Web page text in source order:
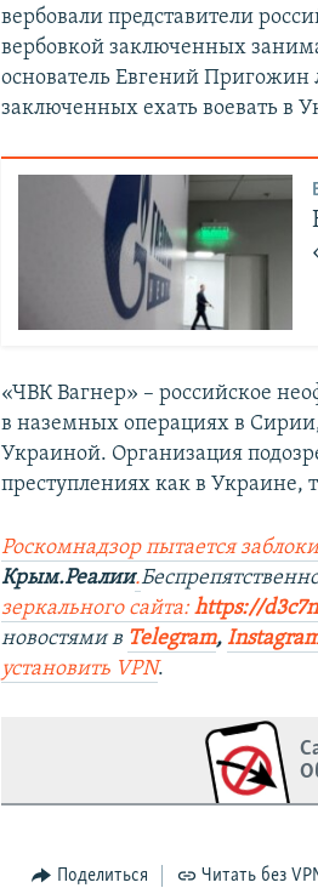
вербовали представители
вербовкой заключенных
основатель Евгений
заключенных ехать воевать в
«ЧВК Вагнер» – российское
в наземных операциях в
Украиной. Организация
преступлениях как в Украине,
Роскомнадзор пытается
Крым.Реалии.
зеркального сайта:https://
новостями в Telegram,
установить VPN.
Поделиться Читать без